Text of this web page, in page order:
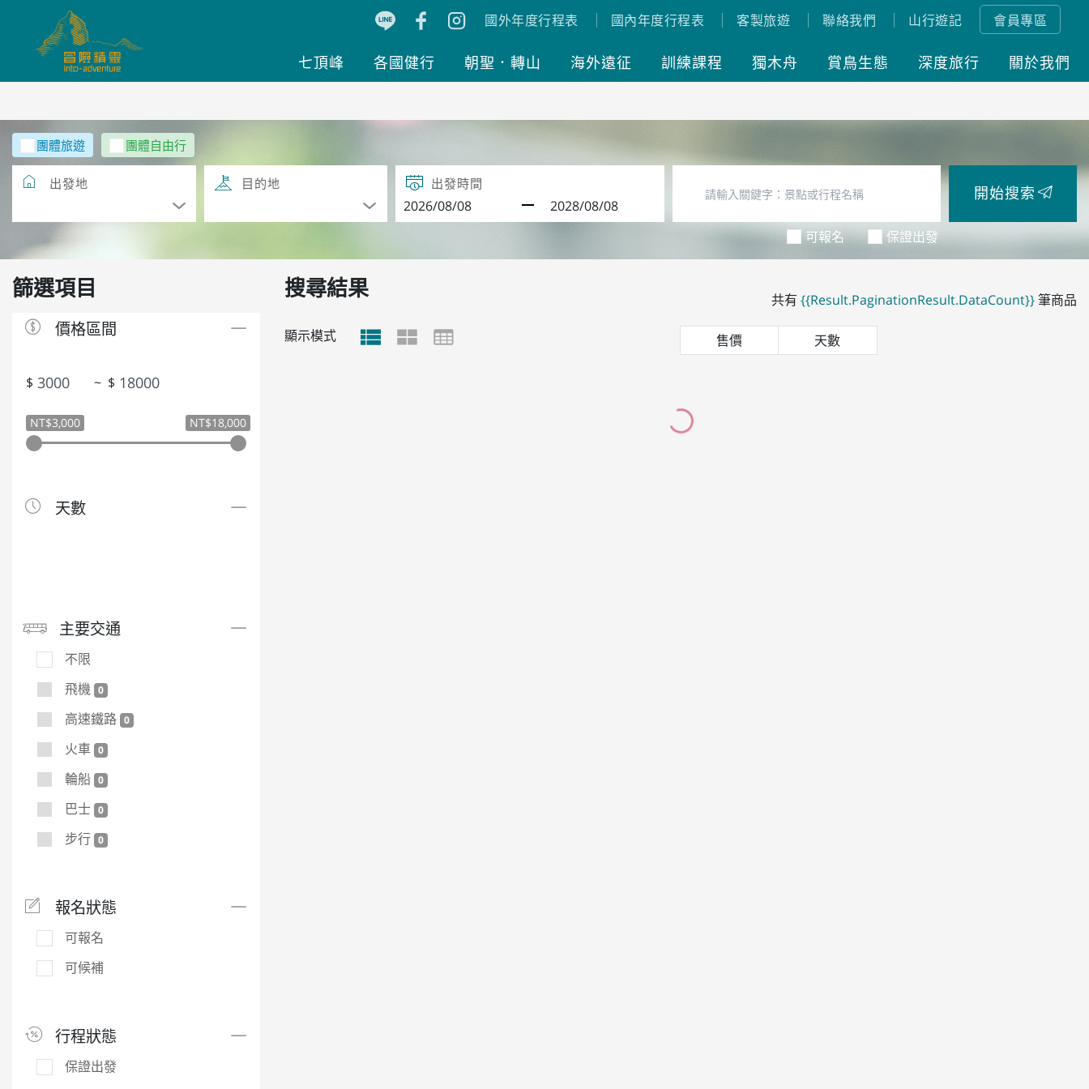
國外年度行程表 國內年度行程表 客製旅遊 聯絡我們 山行遊記 會員專區
七頂峰 各國健行 朝聖．轉山 海外遠征 訓練課程 獨木舟 賞鳥生態 深度旅行 關於我們
團體旅遊 團體自由行
出發地 目的地 出發時間
可報名 保證出發
開始搜索
篩選項目
價格區間
$ ~ $
NT$3,000 NT$18,000
天數
主要交通
不限
飛機 0
高速鐵路 0
火車 0
輪船 0
巴士 0
步行 0
報名狀態
可報名
可候補
行程狀態
保證出發
搜尋結果 共有 {{Result.PaginationResult.DataCount}}筆商品
顯示模式
售價 天數